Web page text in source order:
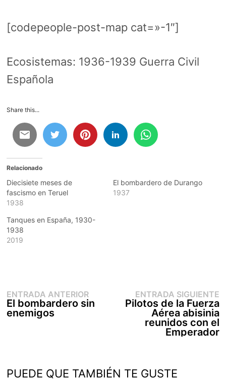
[codepeople-post-map cat=»-1″]
Ecosistemas: 1936-1939 Guerra Civil
Española
Share this...
Relacionado
Diecisiete meses de
fascismo en Teruel
1938
El bombardero de Durango
1937
Tanques en España, 1930-
1938
2019
Navegación
de
entradas
ENTRADA ANTERIOREntrada
anterior:
El bombardero sin
enemigos
ENTRADA SIGUIENTE
Pilotos de la Fuerza
Aérea abisinia
reunidos con el
Emperador
PUEDE QUE TAMBIÉN TE GUSTE